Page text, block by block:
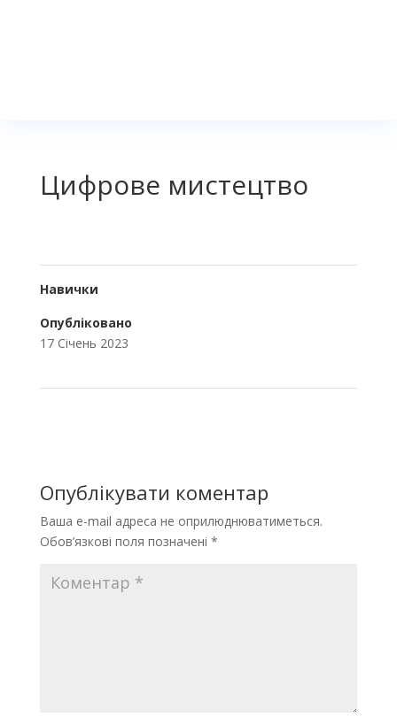
Цифрове мистецтво
Навички
Опубліковано
17 Січень 2023
Опублікувати коментар
Ваша e-mail адреса не оприлюднюватиметься.
Обов’язкові поля позначені *